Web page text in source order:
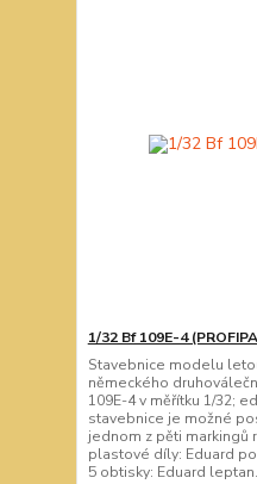
1/32 Bf 109E-4
Stavebnice modelu
německého
109E-4 v měřítku 1/32;
stavebnice je možné
jednom z pěti markingů
plastové díly: Eduard
5 obtisky: Eduard